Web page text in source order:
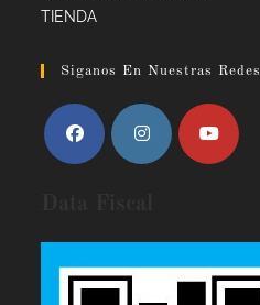
TIENDA
Siganos En Nuestras Redes